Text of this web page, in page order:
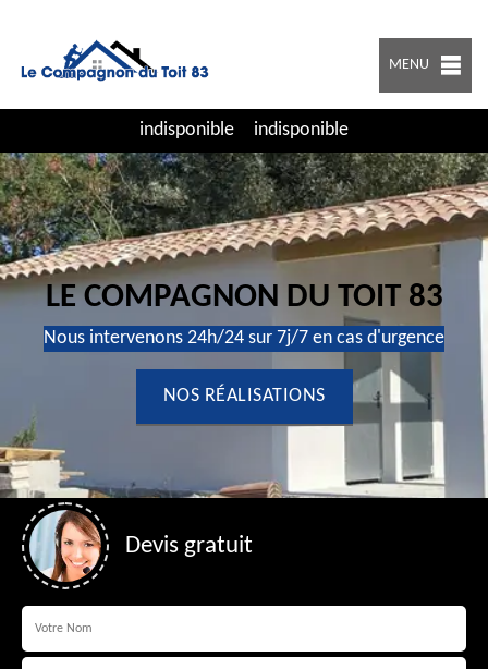
MENU
indisponible indisponible
LE COMPAGNON DU TOIT 83
Nous intervenons 24h/24 sur 7j/7 en cas d'urgence
NOS RÉALISATIONS
Devis gratuit